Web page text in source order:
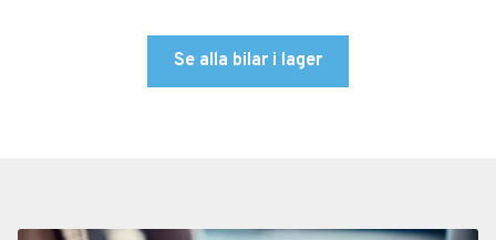
Se alla bilar i lager